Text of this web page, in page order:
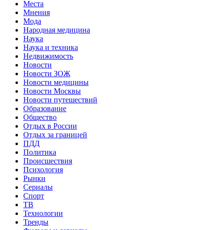
Места
Мнения
Мода
Народная медицина
Наука
Наука и техника
Недвижимость
Новости
Новости ЗОЖ
Новости медицины
Новости Москвы
Новости путешествий
Образование
Общество
Отдых в России
Отдых за границей
ПДД
Политика
Происшествия
Психология
Рынки
Сериалы
Спорт
ТВ
Технологии
Тренды